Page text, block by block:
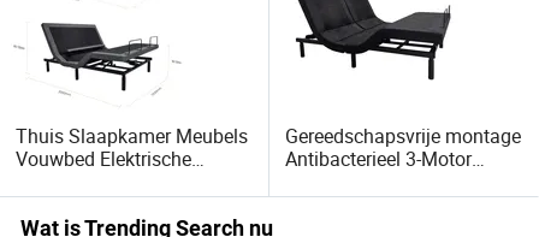
Thuis Slaapkamer Meubels
Vouwbed Elektrische
Gereedschapsvrije montage
Antibacterieel 3-Motor
voor slaapkamer
Wat is Trending Search nu